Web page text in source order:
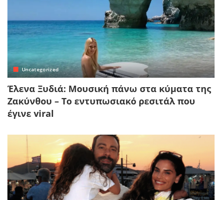
Uncategorized
Έλενα Ξυδιά: Μουσική πάνω στα κύματα της
Ζακύνθου – Το εντυπωσιακό ρεσιτάλ που
έγινε viral